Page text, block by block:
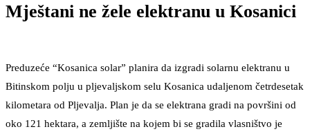
Mještani ne žele elektranu u Kosanici
Preduzeće “Kosanica solar” planira da izgradi solarnu elektranu u
Bitinskom polju u pljevaljskom selu Kosanica udaljenom četrdesetak
kilometara od Pljevalja. Plan je da se elektrana gradi na površini od
oko 121 hektara, a zemljište na kojem bi se gradila vlasništvo je